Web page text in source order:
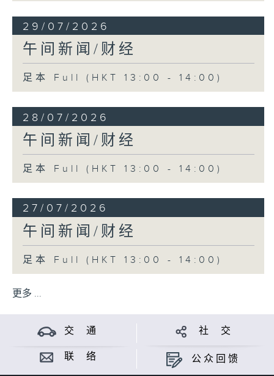
29/07/2026
午间新闻/财经
足本 Full (HKT 13:00 - 14:00)
28/07/2026
午间新闻/财经
足本 Full (HKT 13:00 - 14:00)
27/07/2026
午间新闻/财经
足本 Full (HKT 13:00 - 14:00)
更多 ...
交 通 社 交
联 络 公众回馈